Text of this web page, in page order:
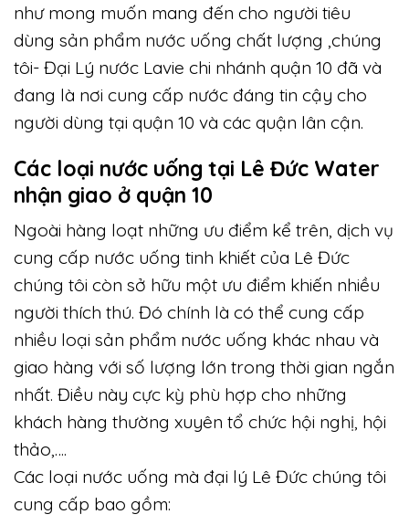
như mong muốn mang đến cho người tiêu
dùng sản phẩm nước uống chất lượng ,chúng
tôi- Đại Lý nước Lavie chi nhánh quận 10 đã và
đang là nơi cung cấp nước đáng tin cậy cho
người dùng tại quận 10 và các quận lân cận.
Các loại nước uống tại Lê Đức Water
nhận giao ở quận 10
Ngoài hàng loạt những ưu điểm kể trên, dịch vụ
cung cấp nước uống tinh khiết của Lê Đức
chúng tôi còn sở hữu một ưu điểm khiến nhiều
người thích thú. Đó chính là có thể cung cấp
nhiều loại sản phẩm nước uống khác nhau và
giao hàng với số lượng lớn trong thời gian ngắn
nhất. Điều này cực kỳ phù hợp cho những
khách hàng thường xuyên tổ chức hội nghị, hội
thảo,….
Các loại nước uống mà đại lý Lê Đức chúng tôi
cung cấp bao gồm: